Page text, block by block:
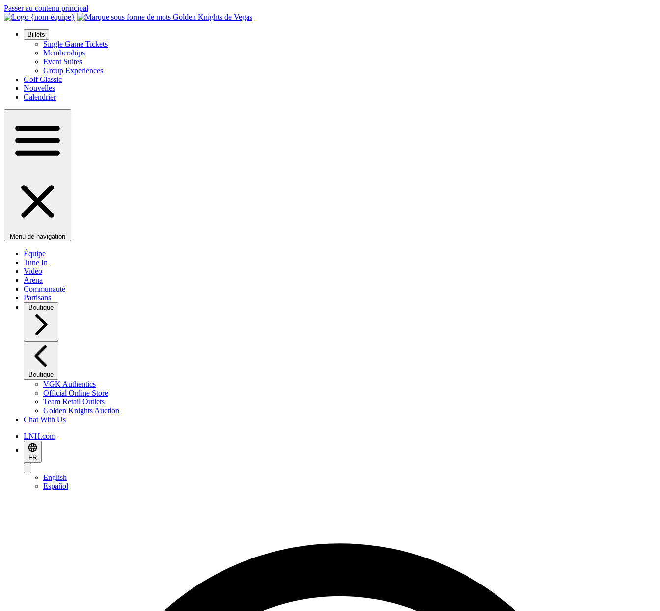
Passer au contenu principal
Billets
Single Game Tickets
Memberships
Event Suites
Group Experiences
Golf Classic
Nouvelles
Calendrier
Menu de navigation
Équipe
Tune In
Vidéo
Aréna
Communauté
Partisans
Boutique
Boutique
VGK Authentics
Official Online Store
Team Retail Outlets
Golden Knights Auction
Chat With Us
LNH.com
FR
English
Español